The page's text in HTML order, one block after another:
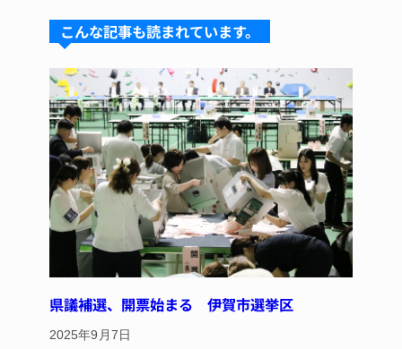
s
k
y
a
d
s
e
b
o
o
k
e
st
こんな記事も読まれています。
県議補選、開票始まる 伊賀市選挙区
2025年9月7日